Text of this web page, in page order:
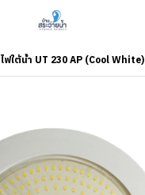
ไฟใต้น้ำ UT 230 AP (Cool White)